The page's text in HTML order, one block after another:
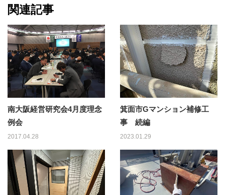
関連記事
南大阪経営研究会4月度理念
例会
2017.04.28
箕面市Gマンション補修工
事 続編
2023.01.29